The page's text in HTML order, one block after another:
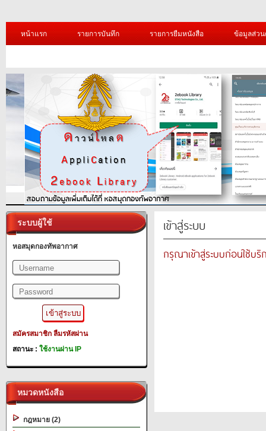
หน้าแรก รายการบันทึก รายการยืมหนังสือ ข้อมูลส่ว
ระบบผู้ใช้
หอสมุดกองทัพอากาศ
สมัครสมาชิก ลืมรหัสผ่าน
สถานะ : ใช้งานผ่าน IP
หมวดหนังสือ
กฎหมาย (2)
เข้าสู่ระบบ
กรุณาเข้าสู่ระบบก่อนใช้บริ